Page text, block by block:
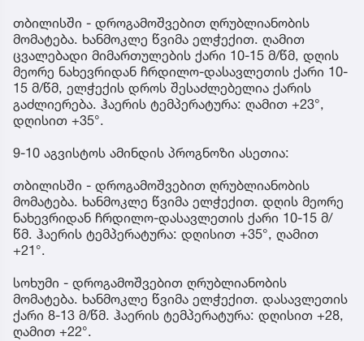
თბილისში - დროგამოშვებით ღრუბლიანობის
მომატება. ხანმოკლე წვიმა ელჭექით. ღამით
ცვალებადი მიმართულების ქარი 10-15 მ/წმ, დღის
მეორე ნახევრიდან ჩრდილო-დასავლეთის ქარი 10-
15 მ/წმ, ელჭექის დროს შესაძლებელია ქარის
გაძლიერება. ჰაერის ტემპერატურა: ღამით +23°,
დღისით +35°.
9-10 აგვისტოს ამინდის პროგნოზი ასეთია:
თბილისში - დროგამოშვებით ღრუბლიანობის
მომატება. ხანმოკლე წვიმა ელჭექით. დღის მეორე
ნახევრიდან ჩრდილო-დასავლეთის ქარი 10-15 მ/
წმ. ჰაერის ტემპერატურა: დღისით +35°, ღამით
+21°.
სოხუმი - დროგამოშვებით ღრუბლიანობის
მომატება. ხანმოკლე წვიმა ელჭექით. დასავლეთის
ქარი 8-13 მ/წმ. ჰაერის ტემპერატურა: დღისით +28,
ღამით +22°.